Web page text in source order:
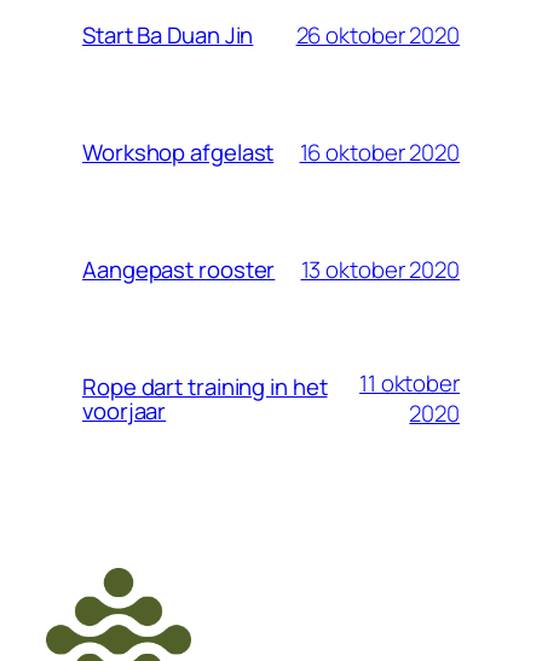
Start Ba Duan Jin 26 oktober 2020
Workshop afgelast 16 oktober 2020
Aangepast rooster 13 oktober 2020
Rope dart training in het
voorjaar
11 oktober
2020